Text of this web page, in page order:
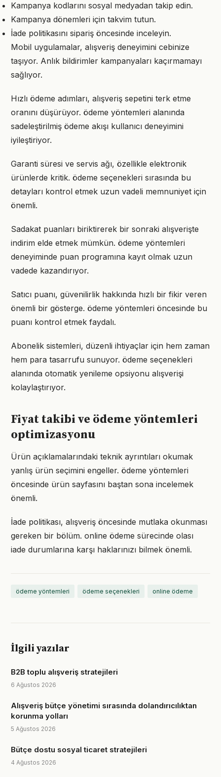
Kampanya kodlarını sosyal medyadan takip edin.
Kampanya dönemleri için takvim tutun.
İade politikasını sipariş öncesinde inceleyin.
Mobil uygulamalar, alışveriş deneyimini cebinize
taşıyor. Anlık bildirimler kampanyaları kaçırmamayı
sağlıyor.
Hızlı ödeme adımları, alışveriş sepetini terk etme
oranını düşürüyor. ödeme yöntemleri alanında
sadeleştirilmiş ödeme akışı kullanıcı deneyimini
iyileştiriyor.
Garanti süresi ve servis ağı, özellikle elektronik
ürünlerde kritik. ödeme seçenekleri sırasında bu
detayları kontrol etmek uzun vadeli memnuniyet için
önemli.
Sadakat puanları biriktirerek bir sonraki alışverişte
indirim elde etmek mümkün. ödeme yöntemleri
deneyiminde puan programına kayıt olmak uzun
vadede kazandırıyor.
Satıcı puanı, güvenilirlik hakkında hızlı bir fikir veren
önemli bir gösterge. ödeme yöntemleri öncesinde bu
puanı kontrol etmek faydalı.
Abonelik sistemleri, düzenli ihtiyaçlar için hem zaman
hem para tasarrufu sunuyor. ödeme seçenekleri
alanında otomatik yenileme opsiyonu alışverişi
kolaylaştırıyor.
Fiyat takibi ve ödeme yöntemleri
optimizasyonu
Ürün açıklamalarındaki teknik ayrıntıları okumak
yanlış ürün seçimini engeller. ödeme yöntemleri
öncesinde ürün sayfasını baştan sona incelemek
önemli.
İade politikası, alışveriş öncesinde mutlaka okunması
gereken bir bölüm. online ödeme sürecinde olası
iade durumlarına karşı haklarınızı bilmek önemli.
ödeme yöntemleri ödeme seçenekleri online ödeme
İlgili yazılar
B2B toplu alışveriş stratejileri
6 Ağustos 2026
Alışveriş bütçe yönetimi sırasında dolandırıcılıktan
korunma yolları
5 Ağustos 2026
Bütçe dostu sosyal ticaret stratejileri
4 Ağustos 2026